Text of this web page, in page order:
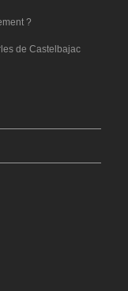
?
de Castelbajac